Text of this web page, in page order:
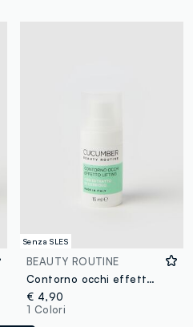
Senza SLES
BEAUTY ROUTINE
Contorno occhi effetto lifting CUCUMBER BEAUTY ROUTINE
€ 4,90
1 Colori